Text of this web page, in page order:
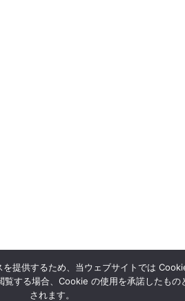
を提供するため、当ウェブサイトでは
覧する場合、Cookie の使用を承諾したもの
されます。